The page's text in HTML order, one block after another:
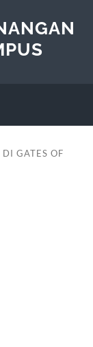
GATES OF